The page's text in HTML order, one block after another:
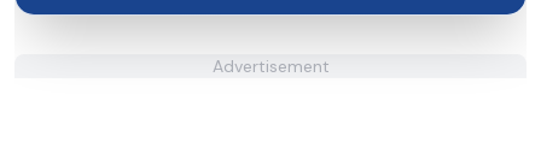
Advertisement